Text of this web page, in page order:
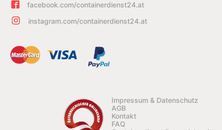
facebook.com/containerdienst24.at
instagram.com/containerdienst24.at
Impressum & Datenschutz
AGB
Kontakt
FAQ